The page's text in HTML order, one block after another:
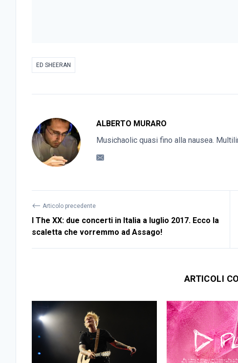
ED SHEERAN
ALBERTO MURARO
Musichaolic quasi fino alla nausea.
⟵ Articolo precedente
I The XX: due concerti in Italia a luglio 2017. Ecco la
scaletta che vorremmo ad Assago!
ARTICOLI